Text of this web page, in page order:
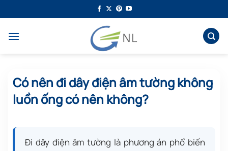
qua
dung
Có nên đi dây điện âm tường không
luồn ống có nên không?
Đi dây điện âm tường là phương án phổ biến